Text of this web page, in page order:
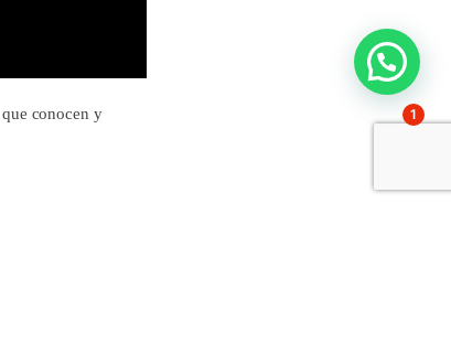
conocen y
1